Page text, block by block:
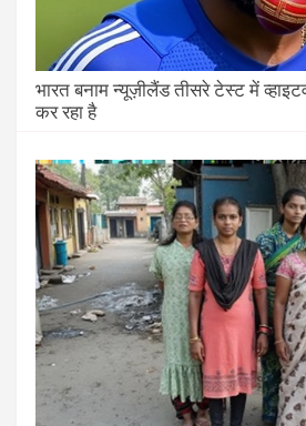
भारत बनाम न्यूज़ीलैंड तीसरे टेस्ट में
कर रहा है